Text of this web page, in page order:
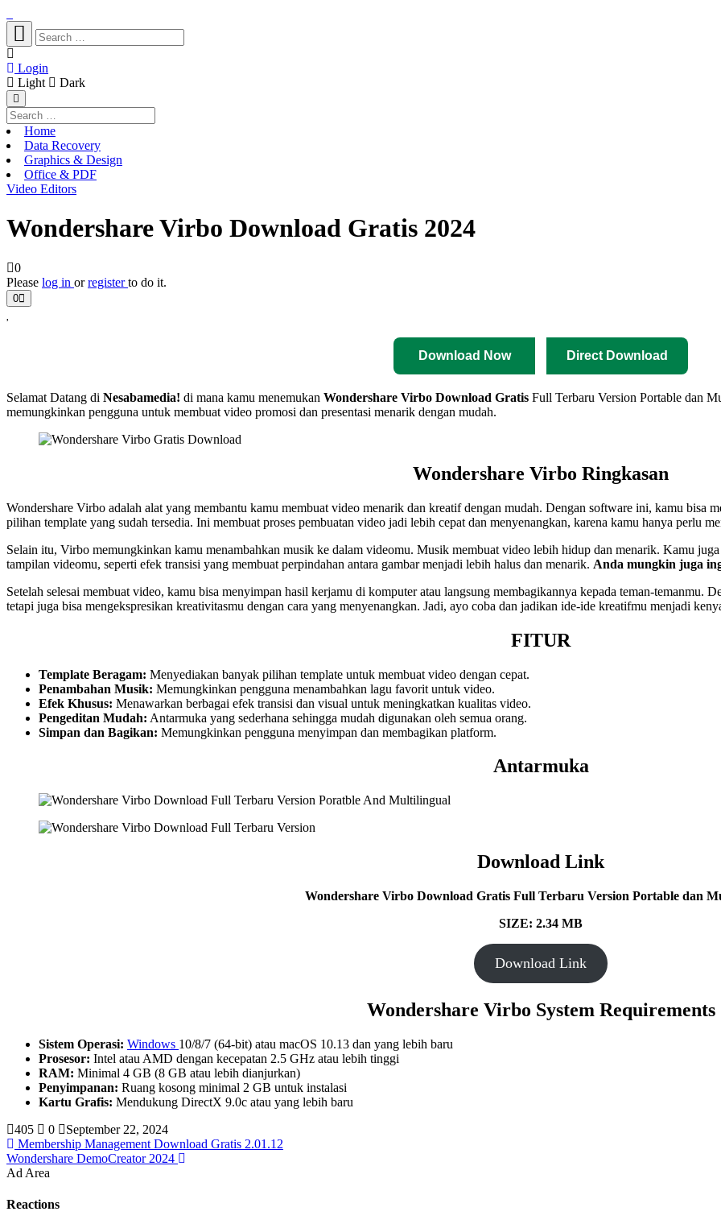
Login
Light
Dark
Home
Data Recovery
Graphics & Design
Office & PDF
Video Editors
Wondershare Virbo Download Gratis 2024
0
Please log in orregisterto do it.
0
Download Now Direct Download
Selamat Datang di Nesabamedia! di mana kamu menemukan Wondershare Virbo Download Gratis Full Terbaru Version Portable dan
memungkinkan pengguna untuk membuat video promosi dan presentasi menarik dengan mudah.
Wondershare Virbo Ringkasan
Wondershare Virbo adalah alat yang membantu kamu membuat video menarik dan kreatif dengan mudah. Dengan software ini, kamu bisa
pilihan template yang sudah tersedia. Ini membuat proses pembuatan video jadi lebih cepat dan menyenangkan, karena kamu hanya perlu
Selain itu, Virbo memungkinkan kamu menambahkan musik ke dalam videomu. Musik membuat video lebih hidup dan menarik. Kamu
tampilan videomu, seperti efek transisi yang membuat perpindahan antara gambar menjadi lebih halus dan menarik. Anda mungkin juga
Setelah selesai membuat video, kamu bisa menyimpan hasil kerjamu di komputer atau langsung membagikannya kepada teman-temanmu.
tetapi juga bisa mengekspresikan kreativitasmu dengan cara yang menyenangkan. Jadi, ayo coba dan jadikan ide-ide kreatifmu menjadi
FITUR
Template Beragam: Menyediakan banyak pilihan template untuk membuat video dengan cepat.
Penambahan Musik: Memungkinkan pengguna menambahkan lagu favorit untuk video.
Efek Khusus: Menawarkan berbagai efek transisi dan visual untuk meningkatkan kualitas video.
Pengeditan Mudah: Antarmuka yang sederhana sehingga mudah digunakan oleh semua orang.
Simpan dan Bagikan: Memungkinkan pengguna menyimpan dan membagikan platform.
Antarmuka
Download Link
Wondershare Virbo Download Gratis Full Terbaru Version Portable dan
SIZE: 2.34 MB
Download Link
Wondershare Virbo System Requirements
Sistem Operasi: Windows 10/8/7 (64-bit) atau macOS 10.13 dan yang lebih baru
Prosesor: Intel atau AMD dengan kecepatan 2.5 GHz atau lebih tinggi
RAM: Minimal 4 GB (8 GB atau lebih dianjurkan)
Penyimpanan: Ruang kosong minimal 2 GB untuk instalasi
Kartu Grafis: Mendukung DirectX 9.0c atau yang lebih baru
405
0
September 22, 2024
Membership Management Download Gratis 2.01.12
Wondershare DemoCreator 2024
Ad Area
Reactions